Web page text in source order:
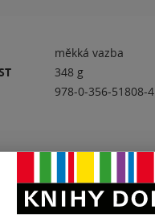
měkká vazba
348 g
978-0-356-51808-4